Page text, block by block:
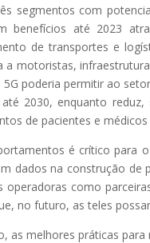
segmentos com
benefícios até 2023
de transportes e
a motoristas,
poderia permitir ao
2030, enquanto
de pacientes e
é crítico para
dados na construção de
operadoras como
no futuro, as teles
as melhores práticas